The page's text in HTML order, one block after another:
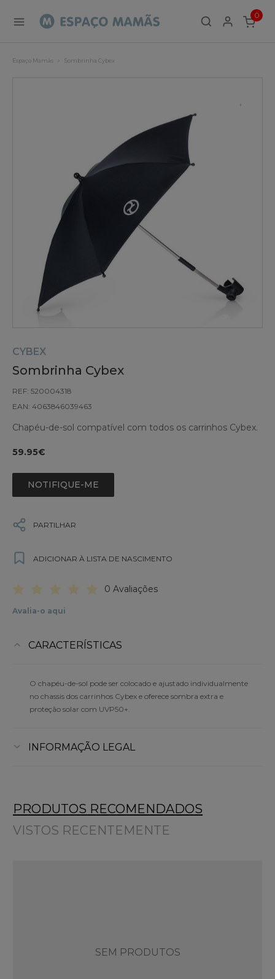
0
ITEMS
Espaço Mamãs Sombrinha Cybex
CYBEX
Sombrinha Cybex
REF: 520004318
EAN: 4063846039463
Chapéu-de-sol compatível com todos os carrinhos Cybex.
59.95€
NOTIFIQUE-ME
PARTILHAR
ADICIONAR À LISTA DE NASCIMENTO
0 Avaliações
Avalia-o aqui
CARACTERÍSTICAS
O chapéu-de-sol pode ser colocado e ajustado individualmente
no chassis dos carrinhos Cybex e oferece sombra extra e
proteção solar com UVP50+.
INFORMAÇÃO LEGAL
PRODUTOS RECOMENDADOS
VISTOS RECENTEMENTE
SEM PRODUTOS